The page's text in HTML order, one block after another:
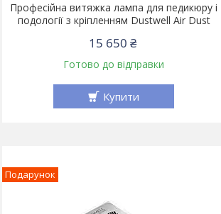
Професійна витяжка лампа для педикюру і
подології з кріпленням Dustwell Air Dust
15 650 ₴
Готово до відправки
Купити
Подарунок